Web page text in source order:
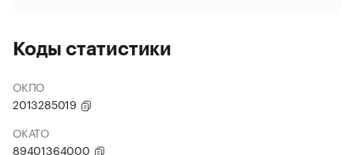
Коды статистики
ОКПО
2013285019
ОКАТО
89401364000